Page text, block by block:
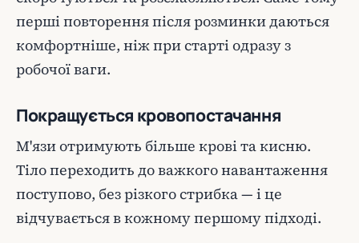
перші повторення після розминки даються
комфортніше, ніж при старті одразу з
робочої ваги.
Покращується кровопостачання
М'язи отримують більше крові та кисню.
Тіло переходить до важкого навантаження
поступово, без різкого стрибка — і це
відчувається в кожному першому підході.